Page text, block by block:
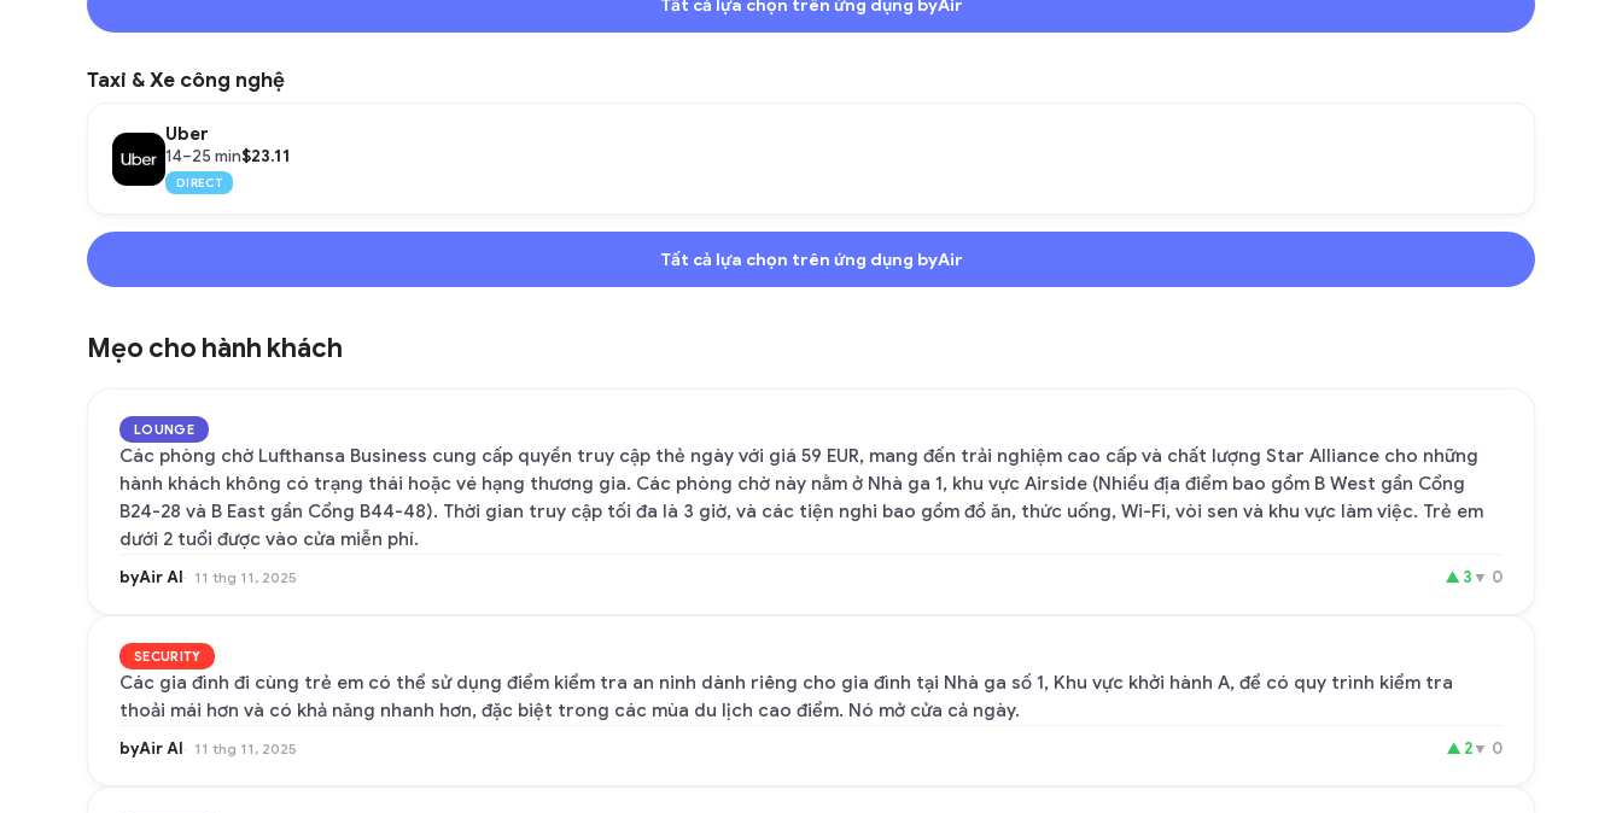
Tất cả lựa chọn trên ứng dụng byAir
Taxi & Xe công nghệ
Uber
14–25 min$23.11
DIRECT
Tất cả lựa chọn trên ứng dụng byAir
Mẹo cho hành khách
LOUNGE
Các phòng chờ Lufthansa Business cung cấp quyền truy cập thẻ ngày với giá 59 EUR, mang đến trải nghiệm cao cấp và chất lượng Star Alliance cho những
hành khách không có trạng thái hoặc vé hạng thương gia. Các phòng chờ này nằm ở Nhà ga 1, khu vực Airside (Nhiều địa điểm bao gồm B West gần Cổng
B24-28 và B East gần Cổng B44-48). Thời gian truy cập tối đa là 3 giờ, và các tiện nghi bao gồm đồ ăn, thức uống, Wi-Fi, vòi sen và khu vực làm việc. Trẻ em
dưới 2 tuổi được vào cửa miễn phí.
byAir AI 11 thg 11, 2025 ▲ 3 ▼ 0
SECURITY
Các gia đình đi cùng trẻ em có thể sử dụng điểm kiểm tra an ninh dành riêng cho gia đình tại Nhà ga số 1, Khu vực khởi hành A, để có quy trình kiểm tra
thoải mái hơn và có khả năng nhanh hơn, đặc biệt trong các mùa du lịch cao điểm. Nó mở cửa cả ngày.
byAir AI 11 thg 11, 2025 ▲ 2▼ 0